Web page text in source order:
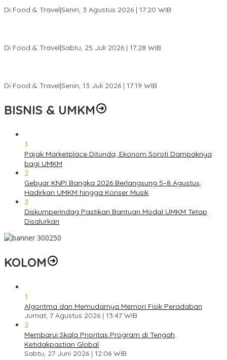
Di Food & Travel|Senin, 3 Agustus 2026 | 17:20 WIB
Di Food & Travel|Sabtu, 25 Juli 2026 | 17:28 WIB
Di Food & Travel|Senin, 13 Juli 2026 | 17:19 WIB
BISNIS & UMKM
1
Pajak Marketplace Ditunda, Ekonom Soroti Dampaknya
bagi UMKM
2
Gebyar KNPI Bangka 2026 Berlangsung 5–8 Agustus,
Hadirkan UMKM hingga Konser Musik
3
Diskumperindag Pastikan Bantuan Modal UMKM Tetap
Disalurkan
KOLOM
1
Algoritma dan Memudarnya Memori Fisik Peradaban
Jumat, 7 Agustus 2026 | 13:47 WIB
2
Membarui Skala Prioritas Program di Tengah
Ketidakpastian Global
Sabtu, 27 Juni 2026 | 12:06 WIB